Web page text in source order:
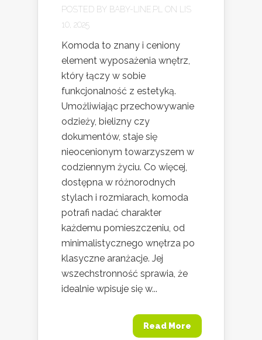
POSTED BY BABY-LINE.PL ON LIS
10, 2025
Komoda to znany i ceniony
element wyposażenia wnętrz,
który łączy w sobie
funkcjonalność z estetyką.
Umożliwiając przechowywanie
odzieży, bielizny czy
dokumentów, staje się
nieocenionym towarzyszem w
codziennym życiu. Co więcej,
dostępna w różnorodnych
stylach i rozmiarach, komoda
potrafi nadać charakter
każdemu pomieszczeniu, od
minimalistycznego wnętrza po
klasyczne aranżacje. Jej
wszechstronność sprawia, że
idealnie wpisuje się w...
Read More